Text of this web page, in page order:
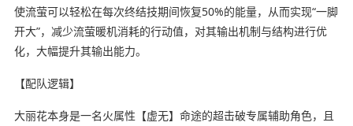
使流萤可以轻松在每次终结技期间恢复50%的能量，从而实现“一脚
开大”，减少流萤暖机消耗的行动值，对其输出机制与结构进行优
化，大幅提升其输出能力。
【配队逻辑】
大丽花本身是一名火属性【虚无】命途的超击破专属辅助角色，且